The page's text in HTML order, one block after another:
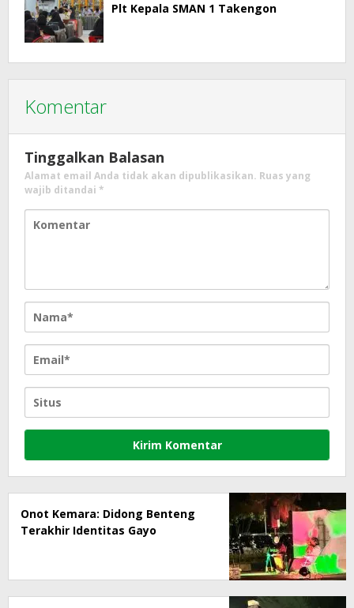
Plt Kepala SMAN 1 Takengon
Komentar
Tinggalkan Balasan
Alamat email Anda tidak akan dipublikasikan. Ruas yang
wajib ditandai *
Onot Kemara: Didong Benteng
Terakhir Identitas Gayo